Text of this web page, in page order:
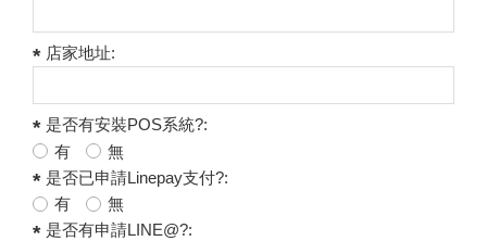
店家地址:
是否有安裝POS系統?:
有
無
是否已申請Linepay支付?:
有
無
是否有申請LINE@?: